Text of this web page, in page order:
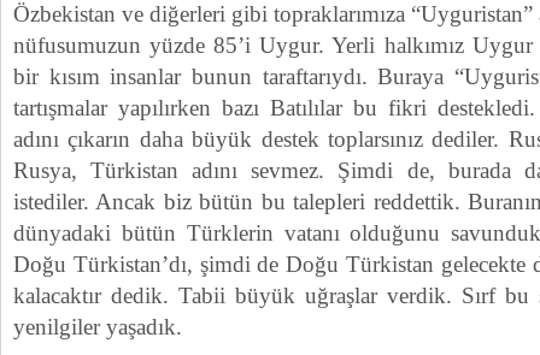
Özbekistan ve diğerleri gibi topraklarımıza
nüfusumuzun yüzde 85’i Uygur. Yerli halkımız
bir kısım insanlar bunun taraftarıydı. Buraya
tartışmalar yapılırken bazı Batılılar bu fikri
adını çıkarın daha büyük destek toplarsınız dediler.
Rusya, Türkistan adını sevmez. Şimdi de, burada
istediler. Ancak biz bütün bu talepleri reddettik.
dünyadaki bütün Türklerin vatanı olduğunu
Doğu Türkistan’dı, şimdi de Doğu Türkistan gelecekte
kalacaktır dedik. Tabii büyük uğraşlar verdik. Sırf bu
yenilgiler yaşadık.